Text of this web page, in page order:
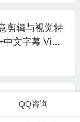
剪辑与视觉特
文字幕 Vide
前后期拍摄剪
设 TheCarVi
QQ咨询